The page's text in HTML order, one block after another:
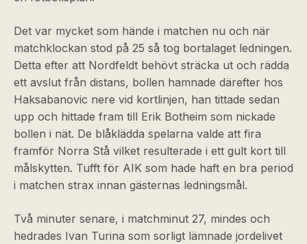
Det var mycket som hände i matchen nu och när
matchklockan stod på 25 så tog bortalaget ledningen.
Detta efter att Nordfeldt behövt sträcka ut och rädda
ett avslut från distans, bollen hamnade därefter hos
Haksabanovic nere vid kortlinjen, han tittade sedan
upp och hittade fram till Erik Botheim som nickade
bollen i nät. De blåklädda spelarna valde att fira
framför Norra Stå vilket resulterade i ett gult kort till
målskytten. Tufft för AIK som hade haft en bra period
i matchen strax innan gästernas ledningsmål.
Två minuter senare, i matchminut 27, mindes och
hedrades Ivan Turina som sorligt lämnade jordelivet